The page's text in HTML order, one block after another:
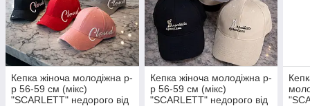
Кепка жіноча молодіжна р-
р 56-59 см (мікс)
"SCARLETT" недорого від
Кепка жіноча молодіжна р-
р 56-59 см (мікс)
"SCARLETT" недорого від